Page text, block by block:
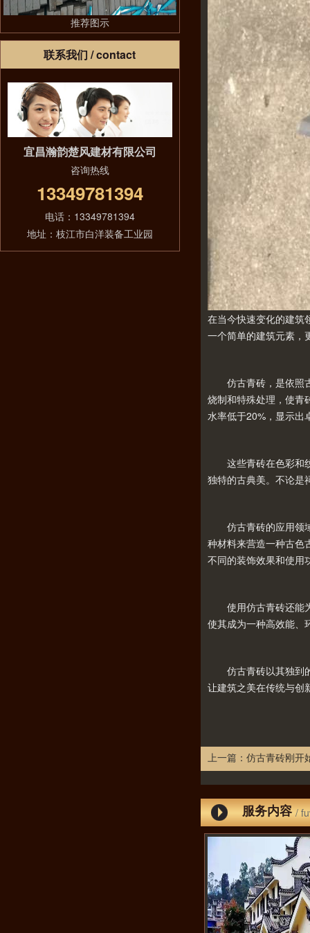
推荐图示
联系我们 / contact
宜昌瀚韵楚风建材有限公司
咨询热线
13349781394
电话：13349781394
地址：枝江市白洋装备工业园
在当今快速变化的建筑
一个简单的建筑元素，
仿古青砖，是依照古
烧制和特殊处理，使青
水率低于20%，显示出
这些青砖在色彩和纹
独特的古典美。不论是
仿古青砖的应用领域
种材料来营造一种古色
不同的装饰效果和使用
使用仿古青砖还能为
使其成为一种高效能、
仿古青砖以其独到的
让建筑之美在传统与创
上一篇： 仿古青砖刚开
服务内容 /